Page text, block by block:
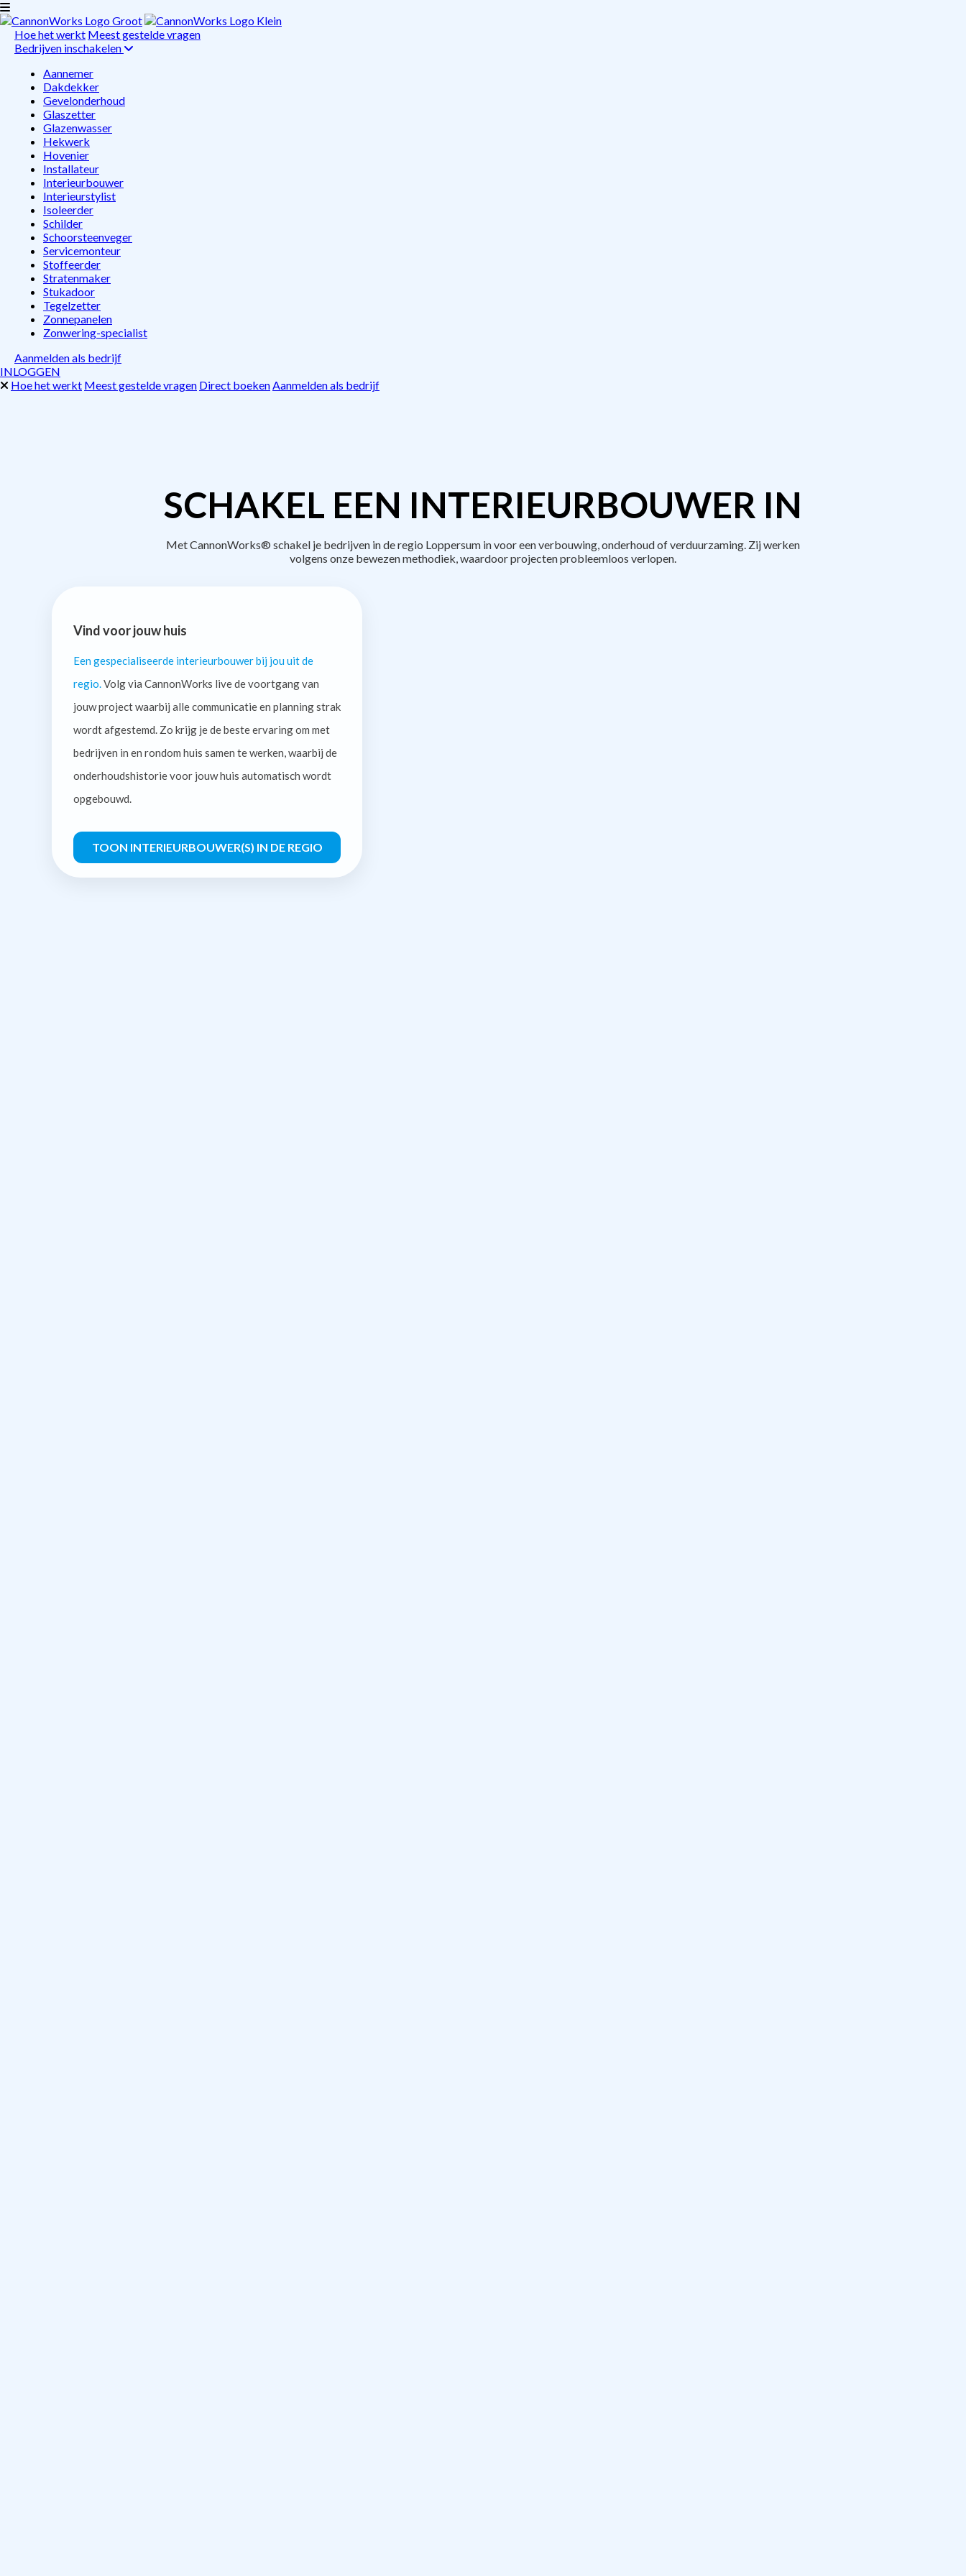
Hoe het werkt Meest gestelde vragen
Bedrijven inschakelen
Aannemer
Dakdekker
Gevelonderhoud
Glaszetter
Glazenwasser
Hekwerk
Hovenier
Installateur
Interieurbouwer
Interieurstylist
Isoleerder
Schilder
Schoorsteenveger
Servicemonteur
Stoffeerder
Stratenmaker
Stukadoor
Tegelzetter
Zonnepanelen
Zonwering-specialist
Aanmelden als bedrijf
INLOGGEN
Hoe het werkt Meest gestelde vragen Direct boekenAanmelden als bedrijf
SCHAKEL EEN INTERIEURBOUWER IN
Met CannonWorks® schakel je bedrijven in de regio Loppersum in voor een verbouwing, onderhoud of verduurzaming. Zij werken
volgens onze bewezen methodiek, waardoor projecten probleemloos verlopen.
Vind voor jouw huis
Een gespecialiseerde interieurbouwer bij jou uit de
regio. Volg via CannonWorks live de voortgang van
jouw project waarbij alle communicatie en planning strak
wordt afgestemd. Zo krijg je de beste ervaring om met
bedrijven in en rondom huis samen te werken, waarbij de
onderhoudshistorie voor jouw huis automatisch wordt
opgebouwd.
TOON INTERIEURBOUWER(S) IN DE REGIO